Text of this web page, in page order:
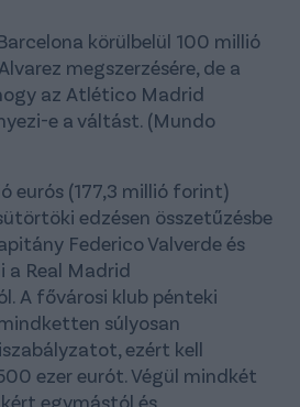
körülbelül 100 millió
megszerzésére, de a
az Atlético Madrid
e a váltást. (Mundo
eurós (177,3 millió forint)
edzésen összetűzésbe
Federico Valverde és
a Real Madrid
A fővárosi klub pénteki
súlyosan
ezért kell
ezer eurót. Végül mindkét
egymástól és